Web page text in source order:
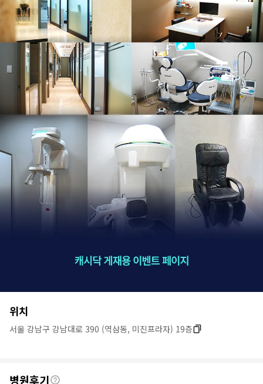
병
원
위치
서울 강남구 강남대로 390 (역삼동, 미진프라자) 19층
후병원후기